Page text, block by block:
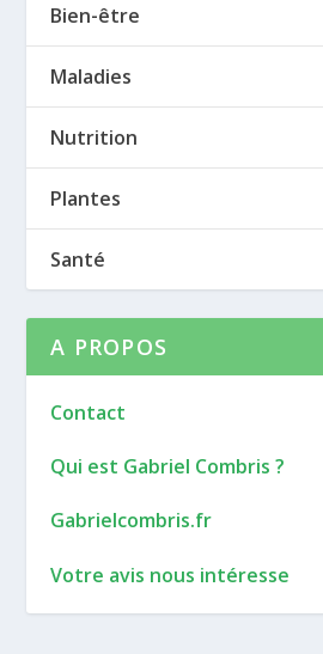
Bien-être
Maladies
Nutrition
Plantes
Santé
A PROPOS
Contact
Qui est Gabriel Combris ?
Gabrielcombris.fr
Votre avis nous intéresse